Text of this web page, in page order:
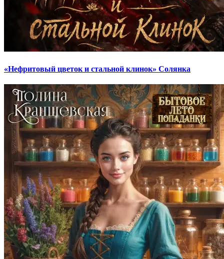
«Нефритовый цветок и стальной клинок» Солянка